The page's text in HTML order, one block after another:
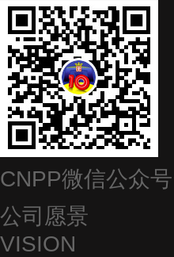
CNPP微信公众号
公司愿景
VISION